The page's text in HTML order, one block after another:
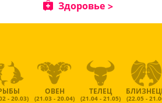
Здоровье
- 20.03)
ОВЕН
(21.03 - 20.04)
ТЕЛЕЦ
(21.04 - 21.05) (22.05 -